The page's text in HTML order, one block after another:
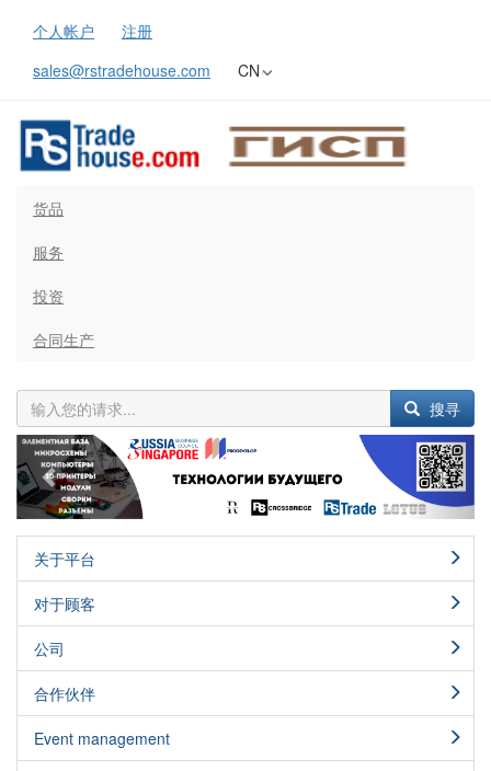
个人帐户
注册
sales@rstradehouse.com
CN
货品
服务
投资
合同生产
搜寻
Previous Next
关于平台
对于顾客
公司
合作伙伴
Event management